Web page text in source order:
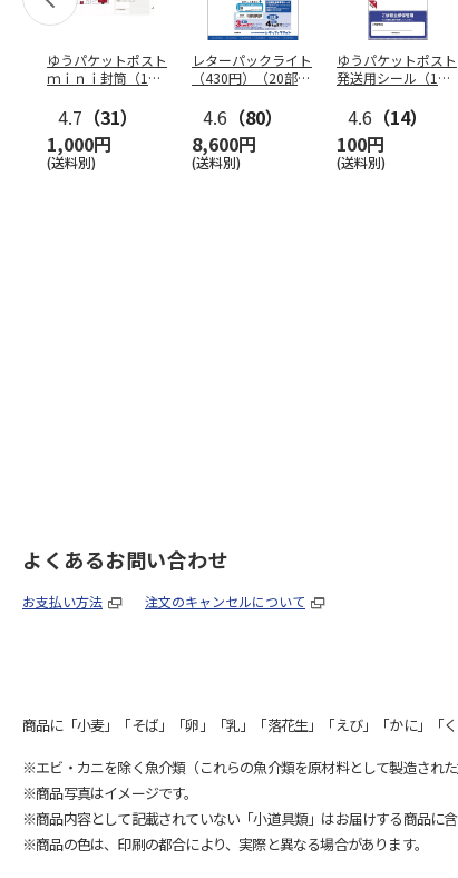
ゆうパケットポスト
ｍｉｎｉ封筒（1個
4.7 （31）
1,000円
(送料別)
レターパックライト
（430円）（20部セ
4.6 （80）
8,600円
(送料別)
ゆうパケットポスト
発送用シール（1個
4.6 （14）
100円
(送料別)
よくあるお問い合わせ
お支払い方法 注文のキャンセルについて
商品に「小麦」「そば」「卵」「乳」「落花生」「えび」「かに」「
※エビ・カニを除く魚介類（これらの魚介類を原材料として製造され
※商品写真はイメージです。
※商品内容として記載されていない「小道具類」はお届けする商品に含
※商品の色は、印刷の都合により、実際と異なる場合があります。